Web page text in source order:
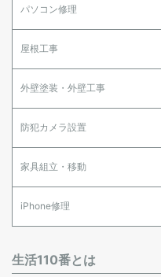
パソコン修理
屋根工事
外壁塗装・外壁工事
防犯カメラ設置
家具組立・移動
iPhone修理
生活110番とは